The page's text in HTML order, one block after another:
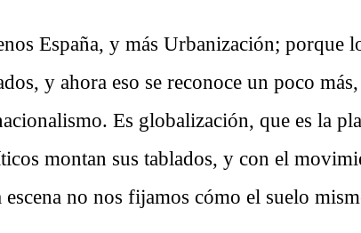
España, y más Urbanización; porque
y ahora eso se reconoce un poco
Es globalización, que es la
montan sus tablados, y con el
escena no nos fijamos cómo el suelo